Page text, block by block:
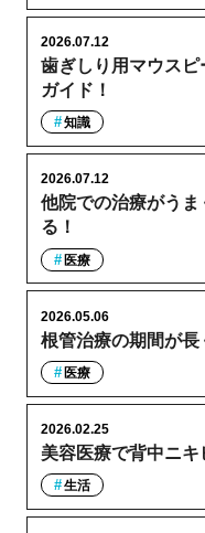
歯ぎしり用マウス
ガイド！
2026.07.12
知識
他院での治療がう
る！
2026.07.12
医療
根管治療の期間が長
2026.05.06
医療
美容医療で背中ニ
2026.02.25
生活